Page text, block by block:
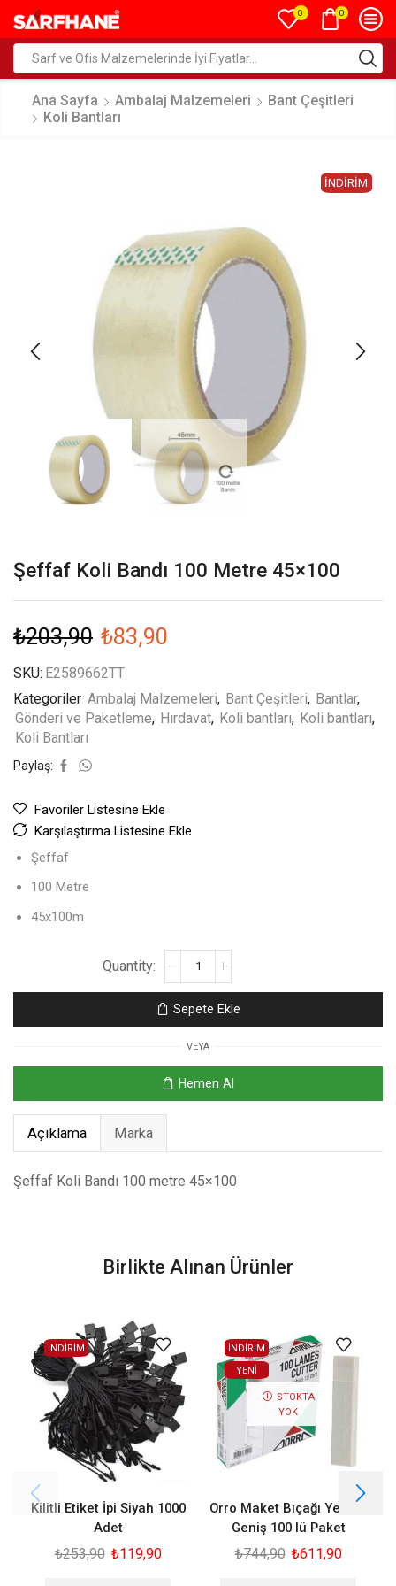
0 0
Ana Sayfa Ambalaj Malzemeleri
Bant Çeşitleri
Koli Bantları
İNDIRIM
Şeffaf Koli Bandı 100 Metre 45×100
₺203,90 ₺83,90
SKU: E2589662TT
Kategoriler Ambalaj Malzemeleri, Bant Çeşitleri, Bantlar,
Gönderi ve Paketleme, Hırdavat, Koli bantları, Koli bantları,
Koli Bantları
Paylaş:
Favoriler Listesine Ekle
Karşılaştırma Listesine Ekle
Şeffaf
100 Metre
45x100m
Sepete Ekle
VEYA
Hemen Al
Açıklama Marka
Şeffaf Koli Bandı 100 metre 45×100
Birlikte Alınan Ürünler
İNDİRİM
Kilitli Etiket İpi Siyah 1000
Adet
₺253,90 ₺119,90
İNDİRİM
YENI
STOKTA
YOK
Orro Maket Bıçağı Yedeği
Geniş 100 lü Paket
₺744,90 ₺611,90